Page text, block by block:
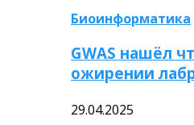
Биоинформатика
GWAS нашёл
ожирении
29.04.2025